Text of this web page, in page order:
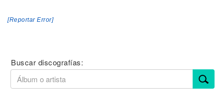
[Reportar Error]
Buscar discografías: